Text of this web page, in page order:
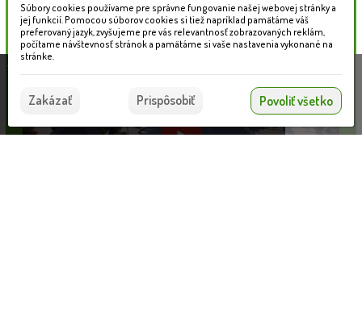
Táto stránka používa súbory cookies, ktoré nám
pomáhajú poskytovať služby. Používaním našich
služieb vyjadrujete súhlas s používaním súborov
Súhlasím
Súbory cookies používame pre správne fungovanie našej webovej stránky a
jej funkcií. Pomocou súborov cookies si tiež napríklad pamätáme váš
preferovaný jazyk, zvyšujeme pre vás relevantnosť zobrazovaných reklám,
počítame návštevnosť stránok a pamätáme si vaše nastavenia vykonané na
stránke.
Zakázať Prispôsobiť Povoliť všetko